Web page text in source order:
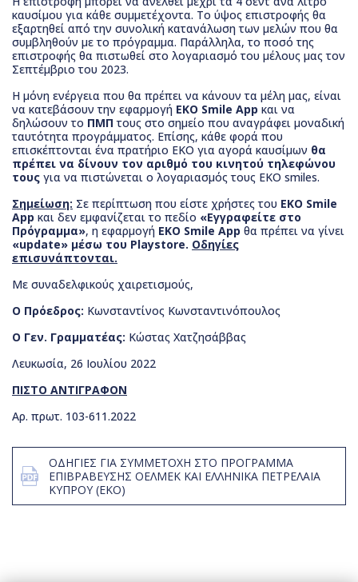
καυσίμου για κάθε συμμετέχοντα. Το ύψος επιστροφής θα
εξαρτηθεί από την συνολική κατανάλωση των μελών που θα
συμβληθούν με το πρόγραμμα. Παράλληλα, το ποσό της
επιστροφής θα πιστωθεί στο λογαριασμό του μέλους μας τον
Σεπτέμβριο του 2023.
Η μόνη ενέργεια που θα πρέπει να κάνουν τα μέλη μας, είναι
να κατεβάσουν την εφαρμογή ΕΚΟ Smile App και να
δηλώσουν το ΠΜΠ τους στο σημείο που αναγράφει μοναδική
ταυτότητα προγράμματος. Επίσης, κάθε φορά που
επισκέπτονται ένα πρατήριο ΕΚΟ για αγορά καυσίμων θα
πρέπει να δίνουν τον αριθμό του κινητού τηλεφώνου
τους για να πιστώνεται ο λογαριασμός τους ΕΚΟ smiles.
Σημείωση: Σε περίπτωση που είστε χρήστες του ΕΚΟ Smile
App και δεν εμφανίζεται το πεδίο «Εγγραφείτε στο
Πρόγραμμα», η εφαρμογή ΕΚΟ Smile App θα πρέπει να γίνει
«update» μέσω του Playstore. Οδηγίες
επισυνάπτονται.
Με συναδελφικούς χαιρετισμούς,
Ο Πρόεδρος: Κωνσταντίνος Κωνσταντινόπουλος
Ο Γεν. Γραμματέας: Κώστας Χατζησάββας
Λευκωσία, 26 Ιουλίου 2022
ΠΙΣΤΟ ΑΝΤΙΓΡΑΦΟΝ
Αρ. πρωτ. 103-611.2022
ΟΔΗΓΙΕΣ ΓΙΑ ΣΥΜΜΕΤΟΧΗ ΣΤΟ ΠΡΟΓΡΑΜΜΑ
ΕΠΙΒΡΑΒΕΥΣΗΣ ΟΕΛΜΕΚ ΚΑΙ ΕΛΛΗΝΙΚΑ ΠΕΤΡΕΛΑΙΑ
ΚΥΠΡΟΥ (ΕΚΟ)